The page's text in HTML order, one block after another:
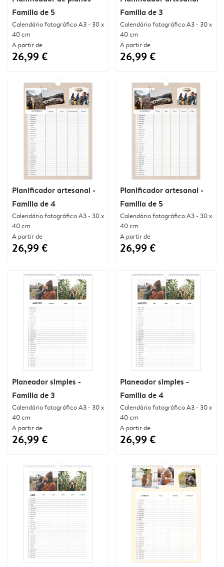
Família de 5
Calendário fotográfico A3 - 30 x
40 cm
A partir de
26,99 €
Familia de 3
Calendário fotográfico A3 - 30 x
40 cm
A partir de
26,99 €
Planificador artesanal -
Familia de 4
Calendário fotográfico A3 - 30 x
40 cm
A partir de
26,99 €
Planificador artesanal -
Familia de 5
Calendário fotográfico A3 - 30 x
40 cm
A partir de
26,99 €
Planeador simples -
Familia de 3
Calendário fotográfico A3 - 30 x
40 cm
A partir de
26,99 €
Planeador simples -
Familia de 4
Calendário fotográfico A3 - 30 x
40 cm
A partir de
26,99 €